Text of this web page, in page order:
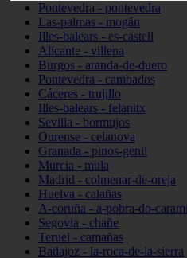
Pontevedra - pontevedra
Las-palmas - mogán
Illes-balears - es-castell
Alicante - villena
Burgos - aranda-de-duero
Pontevedra - cambados
Cáceres - trujillo
Illes-balears - felanitx
Sevilla - bormujos
Ourense - celanova
Granada - pinos-genil
Murcia - mula
Madrid - colmenar-de-oreja
Huelva - calañas
A-coruña - a-pobra-do-
Segovia - chañe
Teruel - camañas
Badajoz - la-roca-de-la-sierra